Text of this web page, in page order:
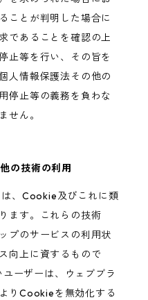
ことが判明した場合に
であることを確認の上
止等を行い、その旨を
人情報保護法その他の
停止等の義務を負わな
せん。
の技術の利用
は、Cookie及びこれに類
ます。これらの技術
プのサービスの利用状
向上に資するもので
ーザーは、ウェブブラ
りCookieを無効化する